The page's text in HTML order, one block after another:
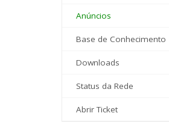
Anúncios
Base de Conhecimento
Downloads
Status da Rede
Abrir Ticket